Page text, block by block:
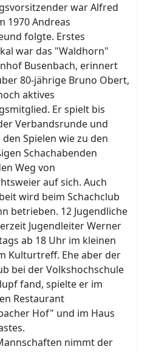
war Alfred
1970 Andreas
folgte. Erstes
war das "Waldhorn"
Busenbach, erinnert
80-jährige Bruno Obert,
aktives
Er spielt bis
Verbandsrunde und
Spielen wie zu den
Schachabenden
Weg von
auf sich. Auch
wird beim Schachclub
betrieben. 12 Jugendliche
Jugendleiter Werner
ab 18 Uhr im kleinen
Kulturtreff. Ehe aber der
bei der Volkshochschule
fand, spielte er im
Restaurant
Hof" und im Haus
nimmt der